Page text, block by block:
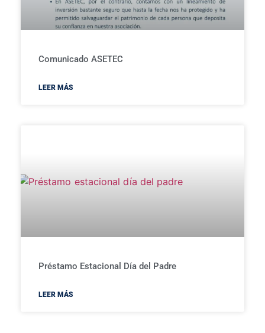
Comunicado ASETEC
LEER MÁS
Préstamo Estacional Día del Padre
LEER MÁS